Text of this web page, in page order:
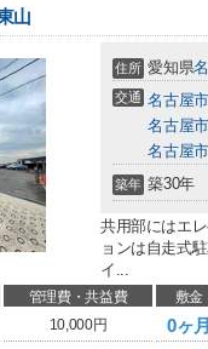
山
住所 愛知県
交通 名古屋
名古屋
名古屋
築年 築30年
共用部にはエ
ョンは自走式
イ...
管理費・共益費 敷金
10,000円 0ヶ月